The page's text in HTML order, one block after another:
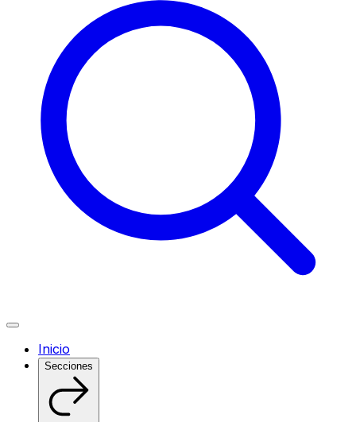
Inicio
Secciones